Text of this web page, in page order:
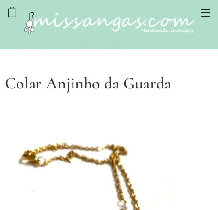
Colar Anjinho da Guarda